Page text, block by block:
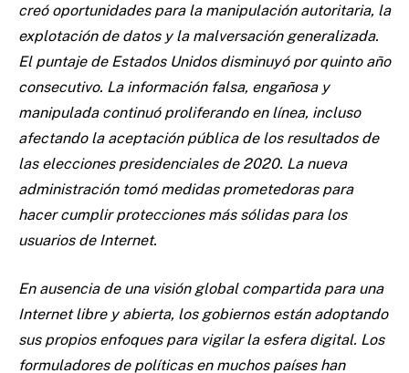
creó oportunidades para la manipulación autoritaria, la
explotación de datos y la malversación generalizada.
El puntaje de Estados Unidos disminuyó por quinto año
consecutivo. La información falsa, engañosa y
manipulada continuó proliferando en línea, incluso
afectando la aceptación pública de los resultados de
las elecciones presidenciales de 2020. La nueva
administración tomó medidas prometedoras para
hacer cumplir protecciones más sólidas para los
usuarios de Internet.
En ausencia de una visión global compartida para una
Internet libre y abierta, los gobiernos están adoptando
sus propios enfoques para vigilar la esfera digital. Los
formuladores de políticas en muchos países han